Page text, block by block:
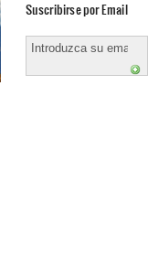
Suscribirse por Email